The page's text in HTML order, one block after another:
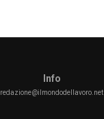
Info
redazione@ilmondodellavoro.net